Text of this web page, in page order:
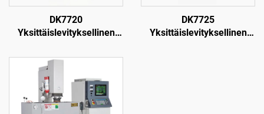
DK7720
Yksittäislevityksellinen
DK7725
Yksittäislevityksellinen